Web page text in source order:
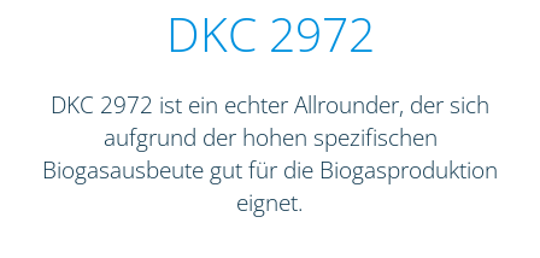
DKC 2972
DKC 2972 ist ein echter Allrounder, der sich
aufgrund der hohen spezifischen
Biogasausbeute gut für die Biogasproduktion
eignet.